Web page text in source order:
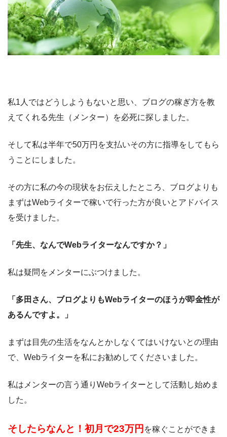
私1人ではどうしようもないと思い、ブログの稼ぎ方を教
えてくれる先生（メンター）を必死に探しました。
そして私は半年で50万円を支払いその方に指導をしてもら
うことにしました。
その方に私の今の現状をお伝えしたところ、ブログよりも
まずはWebライターで稼いで行った方が良いとアドバイス
を受けました。
「先生、なんでWebライターなんですか？」
私は疑問をメンターにぶつけました。
「多田さん、ブログよりもWebライターのほうが即金性が
あるんですよ。」
まずは目先の生活をなんとかしなくてはいけないとの理由
で、Webライターを私にお勧めしてくださいました。
私はメンターの言う通りWebライターとして活動し始めま
した。
そしたらなんと！初月で23万円 を稼ぐことができま